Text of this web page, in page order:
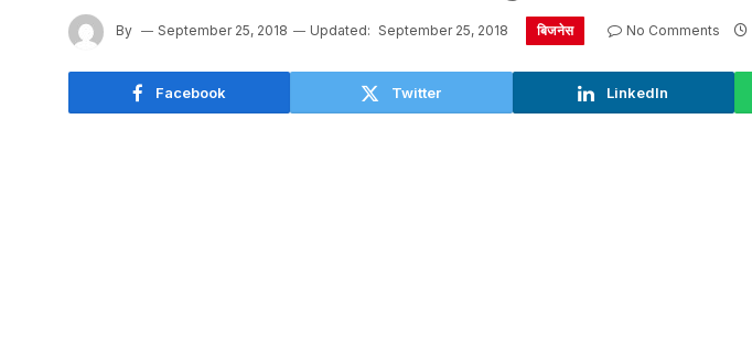
By September 25, 2018 Updated: September 25, 2018 बिजनेस No Comments
Facebook Twitter LinkedIn